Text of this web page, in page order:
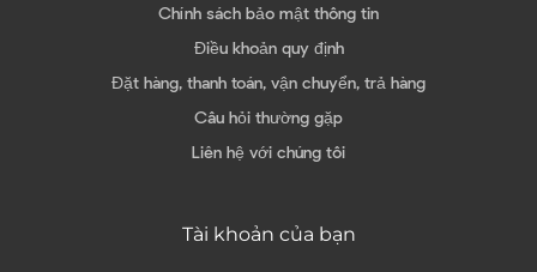
Chính sách bảo mật thông tin
Điều khoản quy định
Đặt hàng, thanh toán, vận chuyển, trả hàng
Câu hỏi thường gặp
Liên hệ với chúng tôi
Tài khoản của bạn